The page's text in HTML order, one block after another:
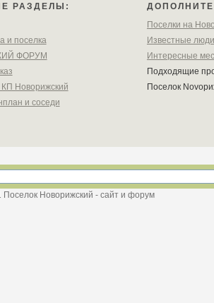
РАЗДЕЛЫ:
и поселка
ФОРУМ
Новорижский
и соседи
Поселки на
Известные люди
Интересные
Подходящие
Поселок
Новорижский - сайт и форум